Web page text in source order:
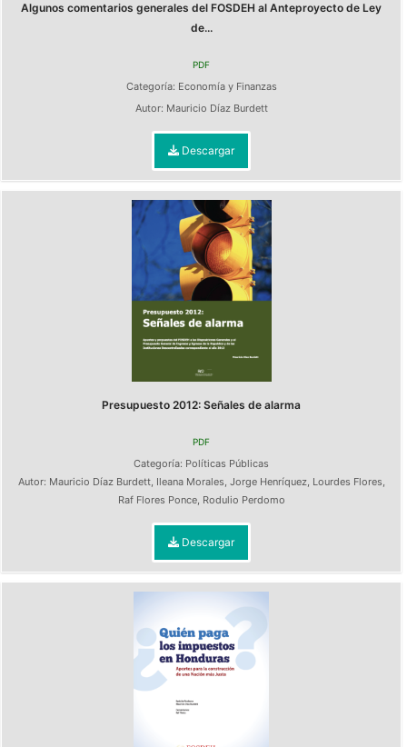
Algunos comentarios generales del FOSDEH al Anteproyecto de Ley
de...
PDF
Categoría: Economía y Finanzas
Autor: Mauricio Díaz Burdett
Descargar
Presupuesto 2012: Señales de alarma
PDF
Categoría: Políticas Públicas
Autor: Mauricio Díaz Burdett, Ileana Morales, Jorge Henríquez, Lourdes Flores,
Raf Flores Ponce, Rodulio Perdomo
Descargar